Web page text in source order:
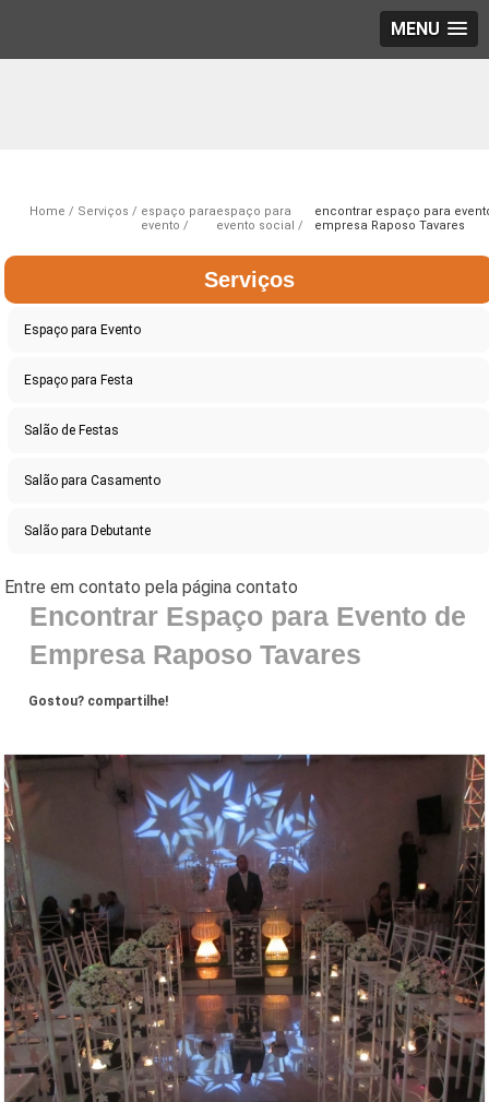
MENU
Home Serviços
espaço para
evento
espaço para
evento social
encontrar espaço para
empresa Raposo Tavares
Serviços
Espaço para Evento
Espaço para Festa
Salão de Festas
Salão para Casamento
Salão para Debutante
Encontrar Espaço para Evento de
Empresa Raposo Tavares
Gostou? compartilhe!